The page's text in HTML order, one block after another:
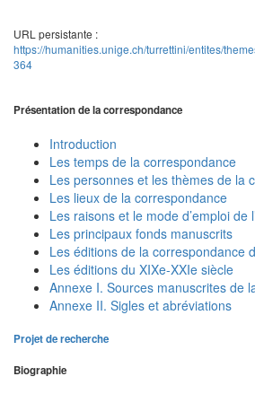
URL persistante :
https://humanities.unige.ch/turrettini/entites/
364
Présentation de la correspondance
Introduction
Les temps de la correspondance
Les personnes et les thèmes de la
Les lieux de la correspondance
Les raisons et le mode d’emploi de
Les principaux fonds manuscrits
Les éditions de la correspondance
Les éditions du XIXe-XXIe siècle
Annexe I. Sources manuscrites de
Annexe II. Sigles et abréviations
Projet de recherche
Biographie